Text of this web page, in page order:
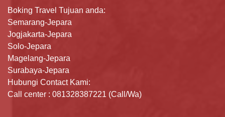
Boking Travel Tujuan anda:
Semarang-Jepara
Jogjakarta-Jepara
Solo-Jepara
Magelang-Jepara
Surabaya-Jepara
Hubungi Contact Kami:
Call center : 081328387221 (Call/Wa)